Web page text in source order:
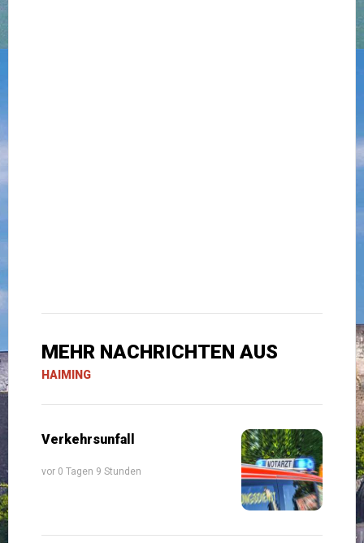
MEHR NACHRICHTEN AUS
HAIMING
Verkehrsunfall
vor 0 Tagen 9 Stunden